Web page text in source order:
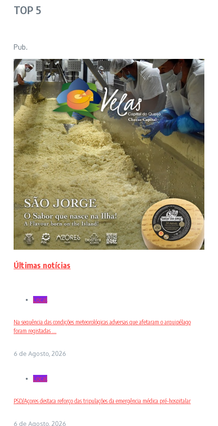
TOP 5
Pub.
Últimas notícias
Local
Na sequência das condições meteorológicas adversas que afetaram o arquipélago
foram registadas ...
6 de Agosto, 2026
Local
PSD/Açores destaca reforço das tripulações da emergência médica pré-hospitalar
6 de Agosto, 2026